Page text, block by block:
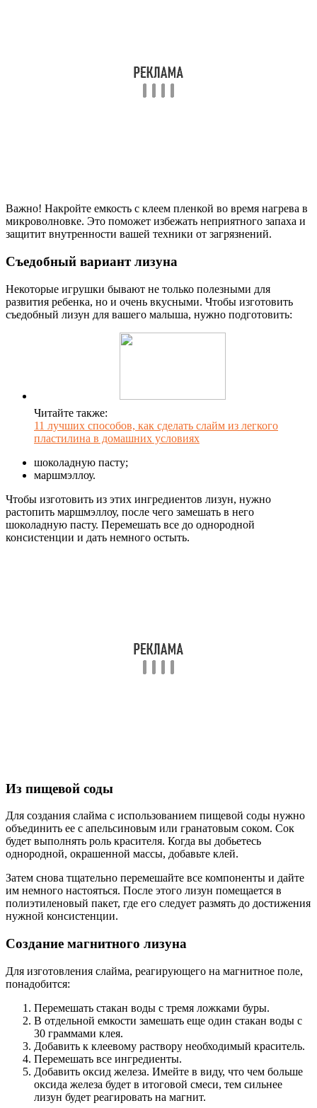
Важно! Накройте емкость с клеем пленкой во время нагрева в
микроволновке. Это поможет избежать неприятного запаха и
защитит внутренности вашей техники от загрязнений.
Съедобный вариант лизуна
Некоторые игрушки бывают не только полезными для
развития ребенка, но и очень вкусными. Чтобы изготовить
съедобный лизун для вашего малыша, нужно подготовить:
Читайте также:
11 лучших способов, как сделать слайм из легкого
пластилина в домашних условиях
шоколадную пасту;
маршмэллоу.
Чтобы изготовить из этих ингредиентов лизун, нужно
растопить маршмэллоу, после чего замешать в него
шоколадную пасту. Перемешать все до однородной
консистенции и дать немного остыть.
Из пищевой соды
Для создания слайма с использованием пищевой соды нужно
объединить ее с апельсиновым или гранатовым соком. Сок
будет выполнять роль красителя. Когда вы добьетесь
однородной, окрашенной массы, добавьте клей.
Затем снова тщательно перемешайте все компоненты и дайте
им немного настояться. После этого лизун помещается в
полиэтиленовый пакет, где его следует размять до достижения
нужной консистенции.
Создание магнитного лизуна
Для изготовления слайма, реагирующего на магнитное поле,
понадобится:
Перемешать стакан воды с тремя ложками буры.
В отдельной емкости замешать еще один стакан воды с
30 граммами клея.
Добавить к клеевому раствору необходимый краситель.
Перемешать все ингредиенты.
Добавить оксид железа. Имейте в виду, что чем больше
оксида железа будет в итоговой смеси, тем сильнее
лизун будет реагировать на магнит.